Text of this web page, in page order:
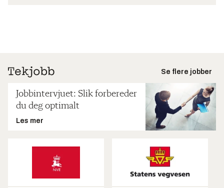
Se flere jobber
Jobbintervjuet: Slik forbereder
du deg optimalt
Les mer